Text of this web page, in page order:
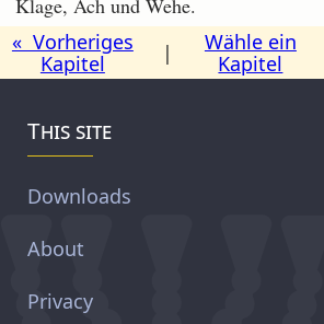
Klage, Ach und Wehe.
« Vorheriges
Kapitel
|
Wähle ein
Kapitel
This site
Downloads
About
Privacy